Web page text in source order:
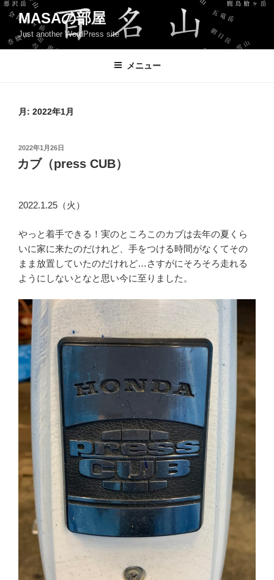
コ
ン
MASAの部屋
Just another WordPress site
メニュー
月: 2022年1月
投
稿
日:
2022年1月26日
カブ（press CUB）
2022.1.25（火）
やっと着手できる！実のところこのカブは去年の夏くら
いに家に来たのだけれど、手をつける時間がなくてその
まま放置していたのだけれど…さすがにそろそろ走れる
ようにしないとなと思い今に至りました。